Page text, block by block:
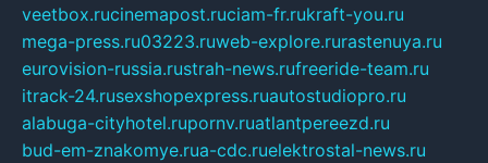
veetbox.rucinemapost.ruciam-fr.rukraft-you.ru
mega-press.ru03223.ruweb-explore.rurastenuya.ru
eurovision-russia.rustrah-news.rufreeride-team.ru
itrack-24.rusexshopexpress.ruautostudiopro.ru
alabuga-cityhotel.rupornv.ruatlantpereezd.ru
bud-em-znakomye.rua-cdc.ruelektrostal-news.ru